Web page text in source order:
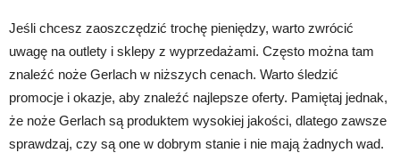
Jeśli chcesz zaoszczędzić trochę pieniędzy, warto zwrócić
uwagę na outlety i sklepy z wyprzedażami. Często można tam
znaleźć noże Gerlach w niższych cenach. Warto śledzić
promocje i okazje, aby znaleźć najlepsze oferty. Pamiętaj jednak,
że noże Gerlach są produktem wysokiej jakości, dlatego zawsze
sprawdzaj, czy są one w dobrym stanie i nie mają żadnych wad.